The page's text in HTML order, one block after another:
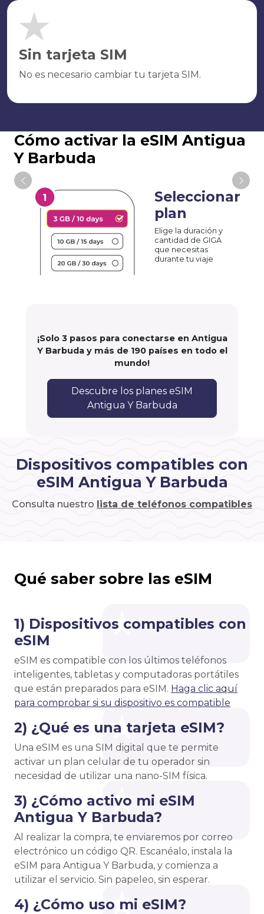
Sin tarjeta SIM
No es necesario cambiar tu tarjeta SIM.
Cómo activar la eSIM Antigua
Y Barbuda
Seleccionar
plan
Elige la duración y
cantidad de GIGA
que necesitas
durante tu viaje
¡Solo 3 pasos para conectarse en Antigua
Y Barbuda y más de 190 países en todo el
mundo!
Descubre los planes eSIM
Antigua Y Barbuda
Dispositivos compatibles con
eSIM Antigua Y Barbuda
Consulta nuestro lista de teléfonos compatibles
Qué saber sobre las eSIM
1) Dispositivos compatibles con
eSIM
eSIM es compatible con los últimos teléfonos
inteligentes, tabletas y computadoras portátiles
que están preparados para eSIM. Haga clic aquí
para comprobar si su dispositivo es compatible
2) ¿Qué es una tarjeta eSIM?
Una eSIM es una SIM digital que te permite
activar un plan celular de tu operador sin
necesidad de utilizar una nano-SIM física.
3) ¿Cómo activo mi eSIM
Antigua Y Barbuda?
Al realizar la compra, te enviaremos por correo
electrónico un código QR. Escanéalo, instala la
eSIM para Antigua Y Barbuda, y comienza a
utilizar el servicio. Sin papeleo, sin esperar.
4) ¿Cómo uso mi eSIM?